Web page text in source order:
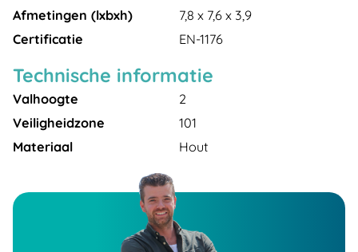
Afmetingen (lxbxh)
7,8 x 7,6 x 3,9
Certificatie
EN-1176
Technische informatie
Valhoogte
2
Veiligheidzone
101
Materiaal
Hout